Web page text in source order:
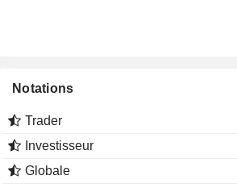
Notations
Trader
Investisseur
Globale